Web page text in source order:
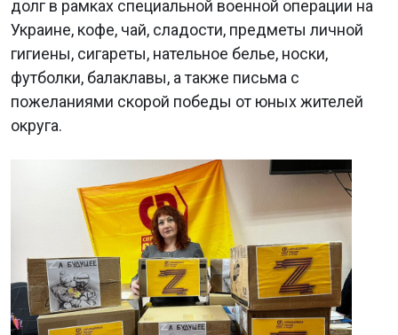
долг в рамках специальной военной операции на
Украине, кофе, чай, сладости, предметы личной
гигиены, сигареты, нательное белье, носки,
футболки, балаклавы, а также письма с
пожеланиями скорой победы от юных жителей
округа.